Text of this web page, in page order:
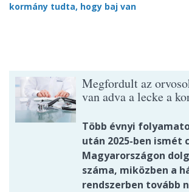
kormány tudta, hogy baj van
Megfordult az
van adva a lecke a
Több évnyi
után 2025-ben ismét
Magyarországon
száma, miközben a
rendszerben tovább